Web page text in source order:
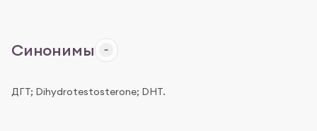
Синонимы
ДГТ; Dihydrotestosterone; DHT.